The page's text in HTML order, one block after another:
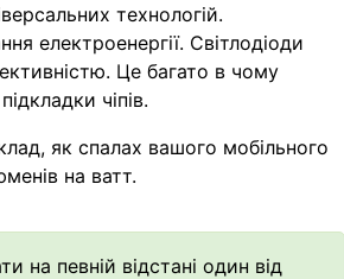
технологій.
електроенергії. Світлодіоди
Це багато в чому
чіпів.
як спалах вашого мобільного
на ватт.
на певній відстані один від